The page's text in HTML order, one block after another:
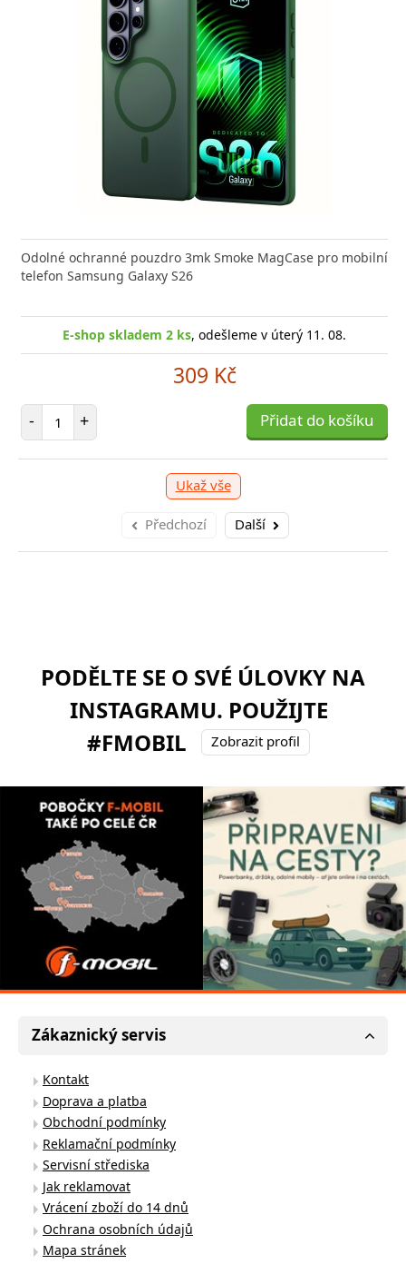
Odolné ochranné pouzdro 3mk Smoke MagCase pro mobilní
telefon Samsung Galaxy S26
E-shop skladem 2 ks, odešleme v úterý 11. 08.
309 Kč
- Počet položek
+ Přidat do košíku
Ukaž vše
Předchozí Další
Pro 2C + U je výkonná a kompaktní nabíječka s
technologií, která
shop skladem 1 ks, odešleme v úterý 11. 08.
1 039 Kč
položek Přidat do košíku
Typ
E-
-
PODĚLTE SE O SVÉ ÚLOVKY NA
INSTAGRAMU. POUŽIJTE
#FMOBIL
Zobrazit profil
Zákaznický servis
Kontakt
Doprava a platba
Obchodní podmínky
Reklamační podmínky
Servisní střediska
Jak reklamovat
Vrácení zboží do 14 dnů
Ochrana osobních údajů
Mapa stránek